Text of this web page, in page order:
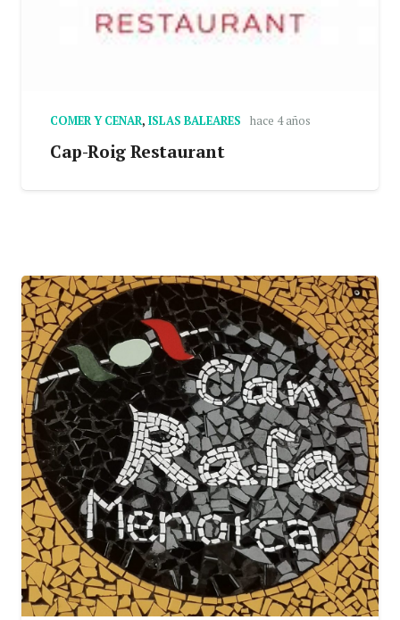
COMER Y CENAR, ISLAS BALEARES hace 4 años
Cap-Roig Restaurant